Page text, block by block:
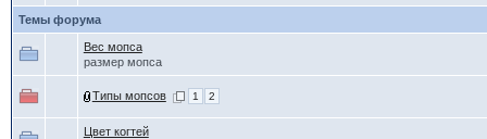
Темы форума
Вес мопса
размер мопса
Типы мопсов 1 2
Цвет когтей